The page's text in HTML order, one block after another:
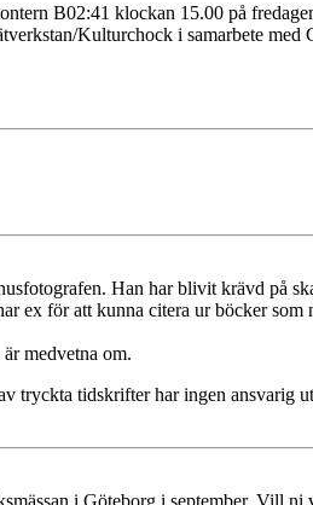
B02:41 klockan 15.00 på
Kulturchock i samarbete
Han har blivit krävd på
ex för att kunna citera ur böcker
medvetna om.
tidskrifter har ingen ansvarig
i Göteborg i september. Vill ni